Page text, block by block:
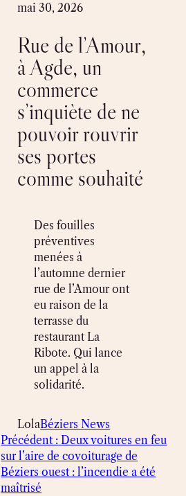
mai 30, 2026
Rue de l’Amour,
à Agde, un
commerce
s’inquiète de ne
pouvoir rouvrir
ses portes
comme souhaité
Des fouilles
préventives
menées à
l’automne dernier
rue de l’Amour ont
eu raison de la
terrasse du
restaurant La
Ribote. Qui lance
un appel à la
solidarité.
LolaBéziers News
Précédent : Deux voitures en feu
sur l’aire de covoiturage de
Béziers ouest : l’incendie a été
maîtrisé